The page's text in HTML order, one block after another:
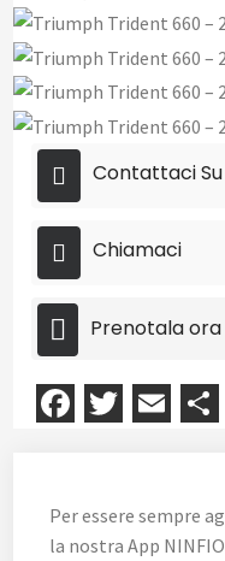
Contattaci
Chiamaci
Prenotala ora
Facebook
Twitter
Per essere sempre
la nostra App